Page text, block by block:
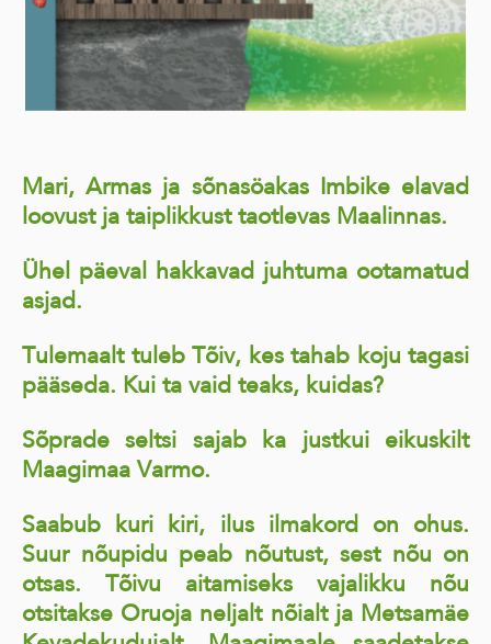
Mari, Armas ja sõnasöakas Imbike elavad
loovust ja taiplikkust taotlevas Maalinnas.
Ühel päeval hakkavad juhtuma ootamatud
asjad.
Tulemaalt tuleb Tõiv, kes tahab koju tagasi
pääseda. Kui ta vaid teaks, kuidas?
Sõprade seltsi sajab ka justkui eikuskilt
Maagimaa Varmo.
Saabub kuri kiri, ilus ilmakord on ohus.
Suur nõupidu peab nõutust, sest nõu on
otsas. Tõivu aitamiseks vajalikku nõu
otsitakse Oruoja neljalt nõialt ja Metsamäe